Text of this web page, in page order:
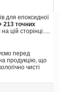
для епоксидної
213 точних
цій сторінці.....
перед
продукцію, що
чисті